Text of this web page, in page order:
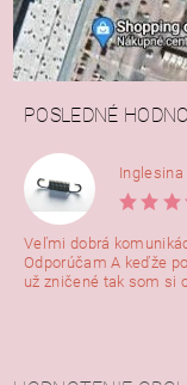
POSLEDNÉ
Inglesina
Veľmi dobrá
Odporúčam A keďže
už zničené tak som si